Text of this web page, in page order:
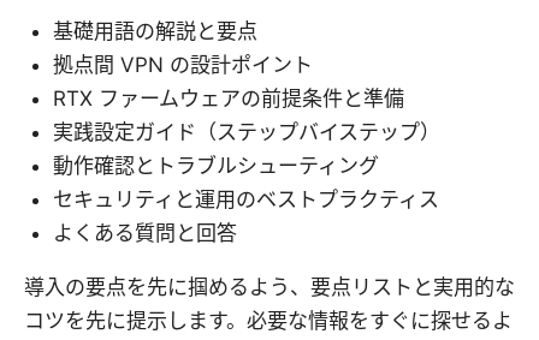
基礎用語の解説と要点
拠点間 VPN の設計ポイント
RTX ファームウェアの前提条件と準備
実践設定ガイド（ステップバイステップ）
動作確認とトラブルシューティング
セキュリティと運用のベストプラクティス
よくある質問と回答
導入の要点を先に掴めるよう、要点リストと実用的な
コツを先に提示します。必要な情報をすぐに探せるよ